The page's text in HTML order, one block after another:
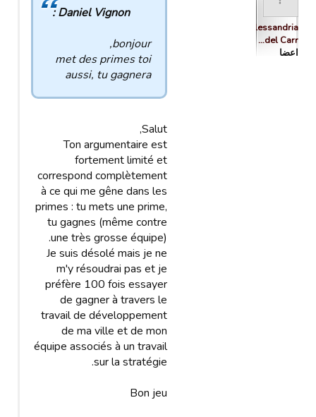
Alessandria
del Carr…
اعضا
Daniel Vignon :
bonjour,
met des primes toi
aussi, tu gagnera
Salut,
Ton argumentaire est
fortement limité et
correspond complètement
à ce qui me gêne dans les
primes : tu mets une prime,
tu gagnes (même contre
une très grosse équipe).
Je suis désolé mais je ne
m'y résoudrai pas et je
préfère 100 fois essayer
de gagner à travers le
travail de développement
de ma ville et de mon
équipe associés à un travail
sur la stratégie.
Bon jeu